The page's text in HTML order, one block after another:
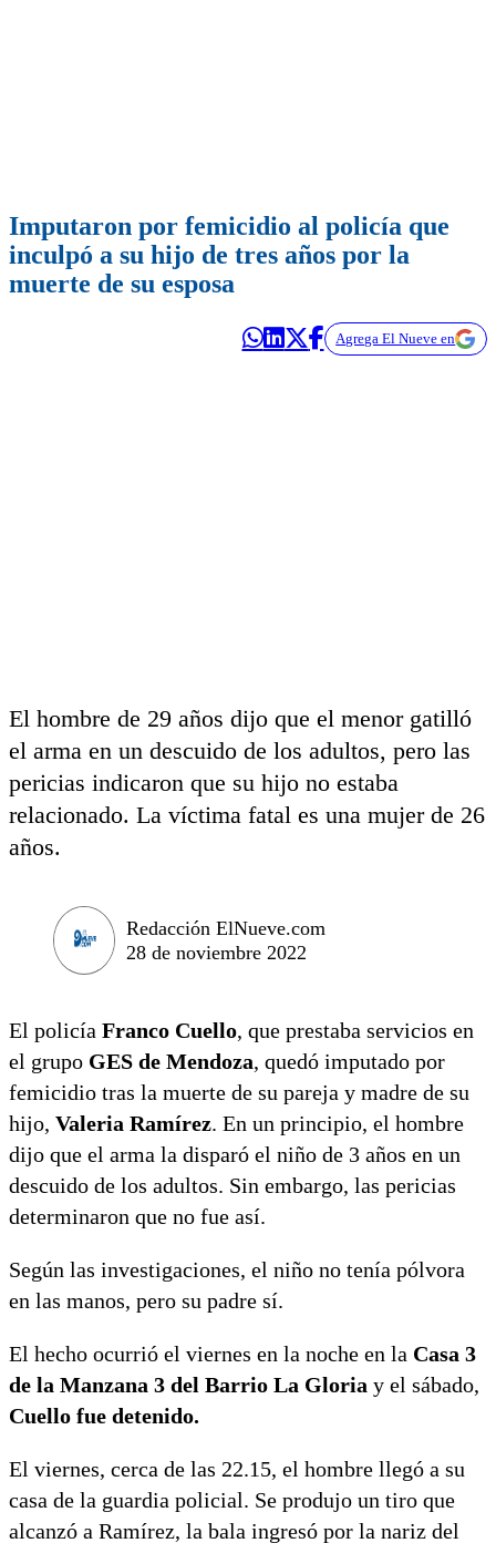
Imputaron por femicidio al policía que
inculpó a su hijo de tres años por la
muerte de su esposa
Agrega El Nueve en
El hombre de 29 años dijo que el menor gatilló
el arma en un descuido de los adultos, pero las
pericias indicaron que su hijo no estaba
relacionado. La víctima fatal es una mujer de 26
años.
Redacción ElNueve.com
28 de noviembre 2022
El policía Franco Cuello, que prestaba servicios en
el grupo GES de Mendoza, quedó imputado por
femicidio tras la muerte de su pareja y madre de su
hijo, Valeria Ramírez. En un principio, el hombre
dijo que el arma la disparó el niño de 3 años en un
descuido de los adultos. Sin embargo, las pericias
determinaron que no fue así.
Según las investigaciones, el niño no tenía pólvora
en las manos, pero su padre sí.
El hecho ocurrió el viernes en la noche en la Casa 3
de la Manzana 3 del Barrio La Gloria y el sábado,
Cuello fue detenido.
El viernes, cerca de las 22.15, el hombre llegó a su
casa de la guardia policial. Se produjo un tiro que
alcanzó a Ramírez, la bala ingresó por la nariz del